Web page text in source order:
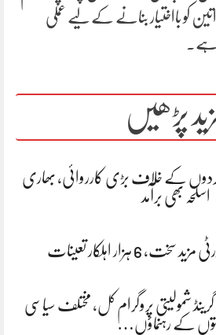
کو بااختیار بنانے کے لیے عملی
ہے۔
پڑھیں
گردوں کے خلاف بڑی کارروائی، بھاری
اسلحہ بھی برآمد
6 ہزار اہلکار تعینات
گرینڈ شمولیتی پروگرام کل، مختلف سیاسی
کے رہنماؤں…